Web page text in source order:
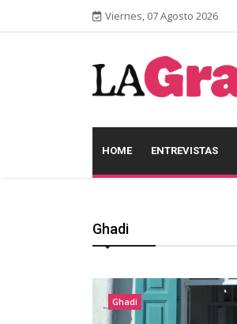
Viernes, 07 Agosto 2026
HOME ENTREVISTAS
Ghadi
Ghadi